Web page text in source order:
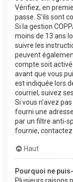
Vérifiez, en
passe. S’ils sont
Si la gestion
moins de 13 ans
suivre les
peuvent
compte soit
avant que vous
est indiquée lors
courriel, suivez
Si vous n’avez
fourni une
par un filtre anti-
fournie,
Haut
Pourquoi ne